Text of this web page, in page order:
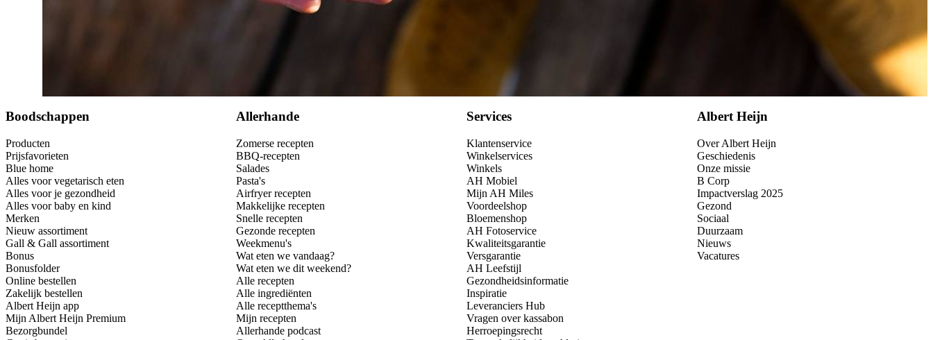
Boodschappen
Producten
Prijsfavorieten
Blue home
Alles voor vegetarisch eten
Alles voor je gezondheid
Alles voor baby en kind
Merken
Nieuw assortiment
Gall & Gall assortiment
Bonus
Bonusfolder
Online bestellen
Zakelijk bestellen
Albert Heijn app
Mijn Albert Heijn Premium
Bezorgbundel
Allerhande
Zomerse recepten
BBQ-recepten
Salades
Pasta's
Airfryer recepten
Makkelijke recepten
Snelle recepten
Gezonde recepten
Weekmenu's
Wat eten we vandaag?
Wat eten we dit weekend?
Alle recepten
Alle ingrediënten
Alle receptthema's
Mijn recepten
Allerhande podcast
Services
Klantenservice
Winkelservices
Winkels
AH Mobiel
Mijn AH Miles
Voordeelshop
Bloemenshop
AH Fotoservice
Kwaliteitsgarantie
Versgarantie
AH Leefstijl
Gezondheidsinformatie
Inspiratie
Leveranciers Hub
Vragen over kassabon
Herroepingsrecht
Albert Heijn
Over Albert Heijn
Geschiedenis
Onze missie
B Corp
Impactverslag 2025
Gezond
Sociaal
Duurzaam
Nieuws
Vacatures